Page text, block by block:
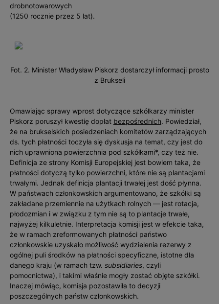
drobnotowarowych
(1250 rocznie przez 5 lat).
Fot. 2. Minister Władysław Piskorz dostarczył informacji prosto
z Brukseli
Omawiając sprawy wprost dotyczące szkółkarzy minister
Piskorz poruszył kwestię dopłat bezpośrednich. Powiedział,
że na brukselskich posiedzeniach komitetów zarządzających
ds. tych płatności toczyła się dyskusja na temat, czy jest do
nich uprawniona powierzchnia pod szkółkami*, czy też nie.
Definicja ze strony Komisji Europejskiej jest bowiem taka, że
płatnoś­ci dotyczą tylko powierzchni, które nie są plantacjami
trwałymi. Jednak definicja plantacji trwałej jest dość płynna.
W państwach członkowskich argumentowano, że szkółki są
zakładane przemiennie na użytkach rolnych — jest rotacja,
płodozmian i w związku z tym nie są to plantacje trwałe,
najwyżej kilkuletnie. Interpretacja komis­ji jest w efekcie taka,
że w ramach zreformowanych płatności państwo
członkowskie uzyskało możliwość wydzielenia rezerwy z
ogólnej puli środków na płatności specyficzne, istotne dla
danego kraju (w ramach tzw. subsidiaries, czyli
pomocnictwa), i takimi właśnie mogły zostać objęte szkółki.
Inaczej mówiąc, komisja pozostawiła to decyzji
poszczególnych państw członkowskich.